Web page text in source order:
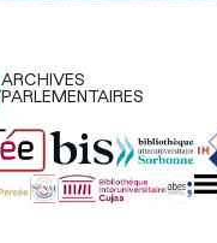
ARCHIVES
PARLEMENTAIRES